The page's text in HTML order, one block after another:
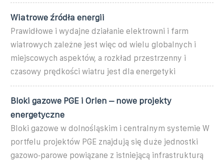
Wiatrowe źródła energii
Prawidłowe i wydajne działanie elektrowni i farm
wiatrowych zależne jest więc od wielu globalnych i
miejscowych aspektów, a rozkład przestrzenny i
czasowy prędkości wiatru jest dla energetyki
Bloki gazowe PGE i Orlen – nowe projekty
energetyczne
Bloki gazowe w dolnośląskim i centralnym systemie W
portfelu projektów PGE znajdują się duże jednostki
gazowo‑parowe powiązane z istniejącą infrastrukturą